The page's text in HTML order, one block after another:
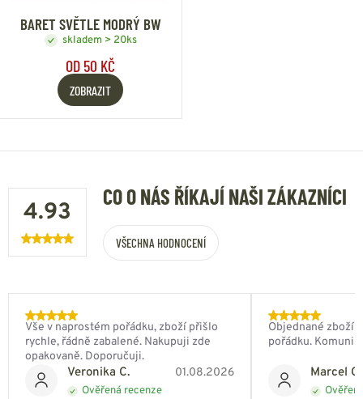
BARET SVĚTLE MODRÝ BW
skladem > 20ks
OD 50 KČ
ZOBRAZIT
4.93
CO O NÁS ŘÍKAJÍ NAŠI ZÁKAZNÍCI
VŠECHNA HODNOCENÍ
Veronika C. 01.08.2026
Ověřená recenze
Vše v naprostém pořádku, zboží přišlo
rychle, řádně zabalené. Nakupuji zde
opakovaně. Doporučuji.
Marcel
Objednané zboží
pořádku.